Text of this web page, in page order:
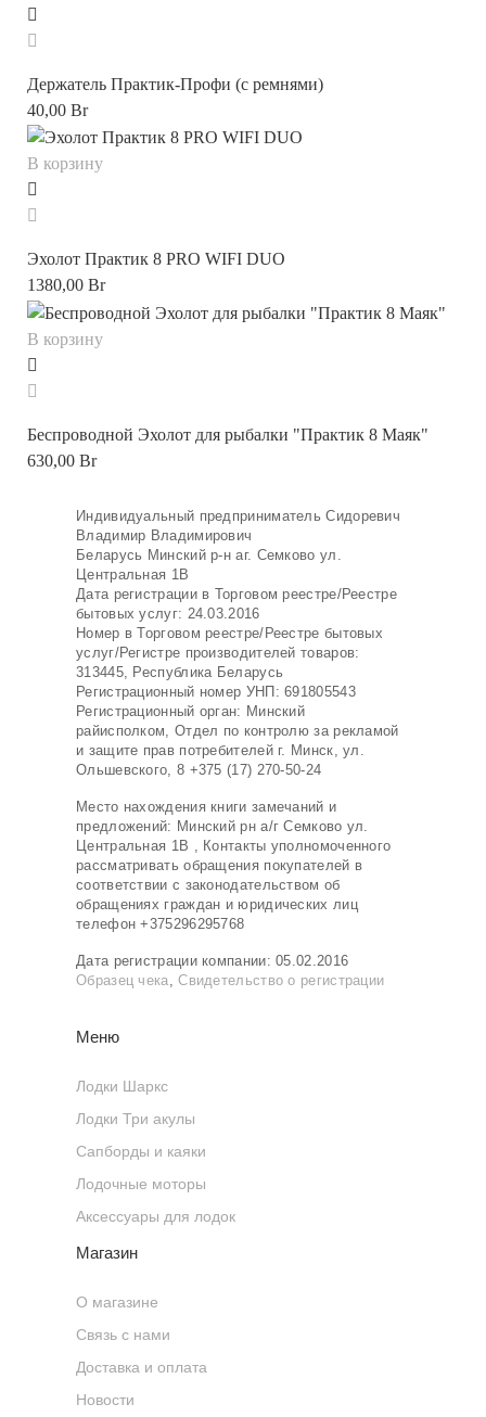
Держатель Практик-Профи (с ремнями)
40,00 Br
В корзину
Эхолот Практик 8 PRO WIFI DUO
1380,00 Br
В корзину
Беспроводной Эхолот для рыбалки "Практик 8 Маяк"
630,00 Br
Индивидуальный предприниматель Сидоревич
Владимир Владимирович
Беларусь Минский р-н аг. Семково ул.
Центральная 1В
Дата регистрации в Торговом реестре/Реестре
бытовых услуг: 24.03.2016
Номер в Торговом реестре/Реестре бытовых
услуг/Регистре производителей товаров:
313445, Республика Беларусь
Регистрационный номер УНП: 691805543
Регистрационный орган: Минский
райисполком, Отдел по контролю за рекламой
и защите прав потребителей г. Минск, ул.
Ольшевского, 8 +375 (17) 270-50-24
Место нахождения книги замечаний и
предложений: Минский рн а/г Семково ул.
Центральная 1В , Контакты уполномоченного
рассматривать обращения покупателей в
соответствии с законодательством об
обращениях граждан и юридических лиц
телефон +375296295768
Дата регистрации компании: 05.02.2016
Образец чека ,Свидетельство о регистрации
Меню
Лодки Шаркс
Лодки Три акулы
Сапборды и каяки
Лодочные моторы
Аксессуары для лодок
Магазин
О магазине
Связь с нами
Доставка и оплата
Новости